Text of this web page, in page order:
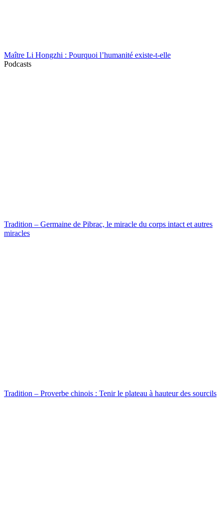
Maître Li Hongzhi : Pourquoi l’humanité existe-t-elle
Podcasts
Tradition – Germaine de Pibrac, le miracle du corps intact et autres
miracles
Tradition – Proverbe chinois : Tenir le plateau à hauteur des sourcils